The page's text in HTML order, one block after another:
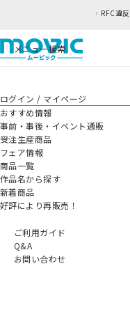
RFC違
メニュー検索
ログイン / マイページ
おすすめ情報
事前・事後・イベント通販
受注生産商品
フェア情報
商品一覧
作品名から探す
新着商品
好評により再販売！
ご利用ガイド
Q&A
お問い合わせ